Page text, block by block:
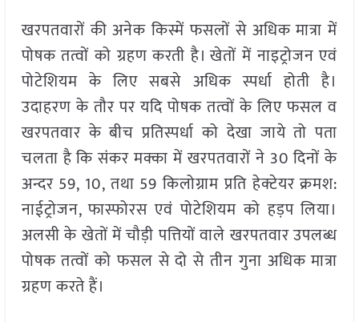
खरपतवारों की अनेक किस्में फसलों से अधिक मात्रा में
पोषक तत्वों को ग्रहण करती है। खेतों में नाइट्रोजन एवं
पोटेशियम के लिए सबसे अधिक स्पर्धा होती है।
उदाहरण के तौर पर यदि पोषक तत्वों के लिए फसल व
खरपतवार के बीच प्रतिस्पर्धा को देखा जाये तो पता
चलता है कि संकर मक्का में खरपतवारों ने 30 दिनों के
अन्दर 59, 10, तथा 59 किलोग्राम प्रति हेक्टेयर क्रमश:
नाईट्रोजन, फास्फोरस एवं पोटेशियम को हड़प लिया।
अलसी के खेतों में चौड़ी पत्तियों वाले खरपतवार उपलब्ध
पोषक तत्वों को फसल से दो से तीन गुना अधिक मात्रा
ग्रहण करते हैं।